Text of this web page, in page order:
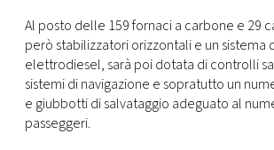
Al posto delle 159 fornaci a carbone e 29
però stabilizzatori orizzontali e un sistema
elettrodiesel, sarà poi dotata di controlli
sistemi di navigazione e sopratutto un
e giubbotti di salvataggio adeguato al
passeggeri.